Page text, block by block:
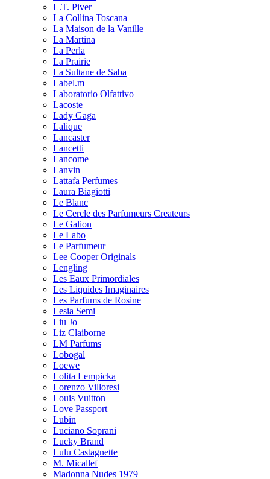
L.T. Piver
La Collina Toscana
La Maison de la Vanille
La Martina
La Perla
La Prairie
La Sultane de Saba
Label.m
Laboratorio Olfattivo
Lacoste
Lady Gaga
Lalique
Lancaster
Lancetti
Lancome
Lanvin
Lattafa Perfumes
Laura Biagiotti
Le Blanc
Le Cercle des Parfumeurs Createurs
Le Galion
Le Labo
Le Parfumeur
Lee Cooper Originals
Lengling
Les Eaux Primordiales
Les Liquides Imaginaires
Les Parfums de Rosine
Lesia Semi
Liu Jo
Liz Claiborne
LM Parfums
Lobogal
Loewe
Lolita Lempicka
Lorenzo Villoresi
Louis Vuitton
Love Passport
Lubin
Luciano Soprani
Lucky Brand
Lulu Castagnette
M. Micallef
Madonna Nudes 1979